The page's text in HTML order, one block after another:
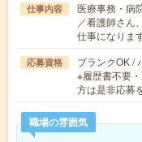
仕事内容
医療事務・病
／看護師さん
仕事になり
応募資格
ブランクOK /
※履歴書不要
方は是非応募
職場の雰囲気